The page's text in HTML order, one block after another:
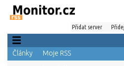
Přidat server
Články Moje RSS